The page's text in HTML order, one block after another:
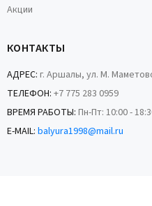
Акции
КОНТАКТЫ
АДРЕС: г. Аршалы, ул. М.
ТЕЛЕФОН: +7 775 283 0959
ВРЕМЯ РАБОТЫ: Пн-Пт: 10:00 -
E-MAIL: balyura1998@mail.ru